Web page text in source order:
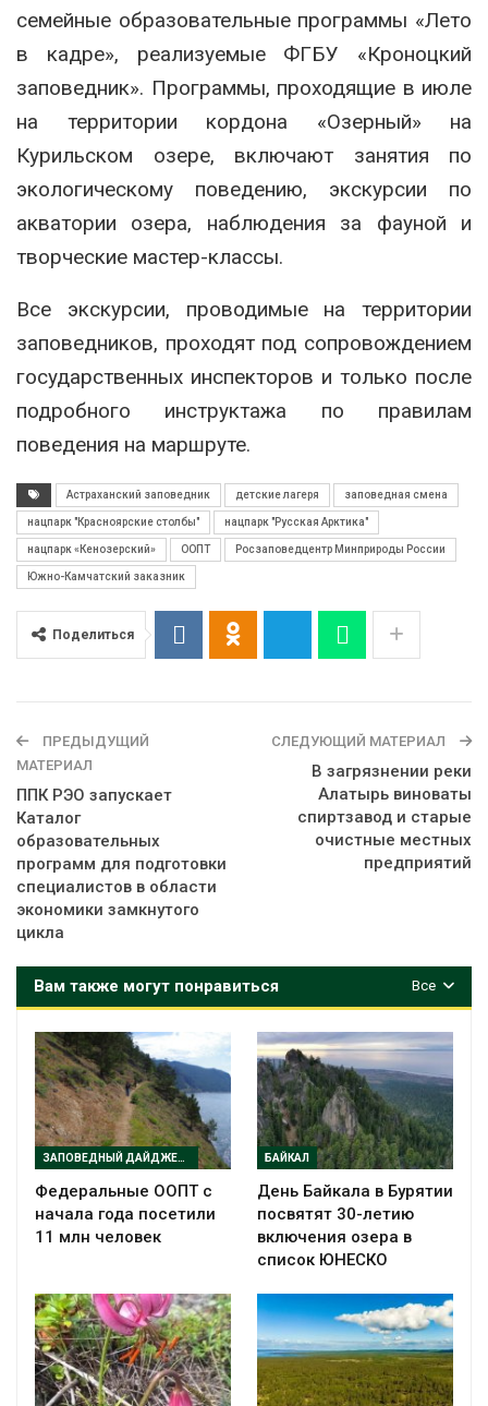
семейные образовательные программы «Лето
в кадре», реализуемые ФГБУ «Кроноцкий
заповедник». Программы, проходящие в июле
на территории кордона «Озерный» на
Курильском озере, включают занятия по
экологическому поведению, экскурсии по
акватории озера, наблюдения за фауной и
творческие мастер-классы.
Все экскурсии, проводимые на территории
заповедников, проходят под сопровождением
государственных инспекторов и только после
подробного инструктажа по правилам
поведения на маршруте.
Астраханский заповедник детские лагеря заповедная смена
нацпарк "Красноярские столбы" нацпарк "Русская Арктика"
нацпарк «Кенозерский» ООПТ Росзаповедцентр Минприроды России
Южно-Камчатский заказник
Поделиться
ПРЕДЫДУЩИЙ
МАТЕРИАЛ
ППК РЭО запускает
Каталог
образовательных
программ для подготовки
специалистов в области
экономики замкнутого
цикла
СЛЕДУЮЩИЙ МАТЕРИАЛ
В загрязнении реки
Алатырь виноваты
спиртзавод и старые
очистные местных
предприятий
Все
Вам также могут понравиться
ЗАПОВЕДНЫЙ ДАЙДЖЕСТ
Федеральные ООПТ с
начала года посетили
11 млн человек
БАЙКАЛ
День Байкала в Бурятии
посвятят 30-летию
включения озера в
список ЮНЕСКО